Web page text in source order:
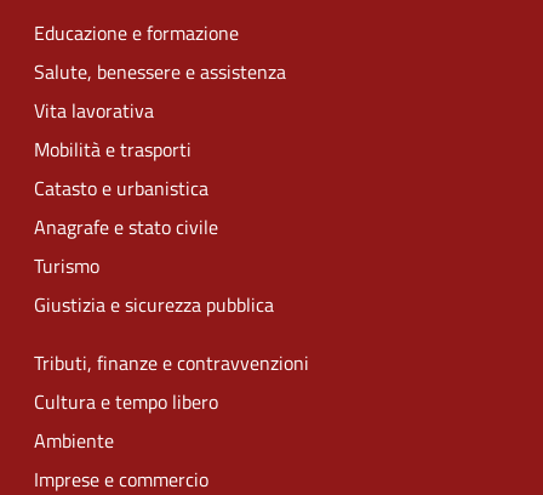
Educazione e formazione
Salute, benessere e assistenza
Vita lavorativa
Mobilità e trasporti
Catasto e urbanistica
Anagrafe e stato civile
Turismo
Giustizia e sicurezza pubblica
Tributi, finanze e contravvenzioni
Cultura e tempo libero
Ambiente
Imprese e commercio